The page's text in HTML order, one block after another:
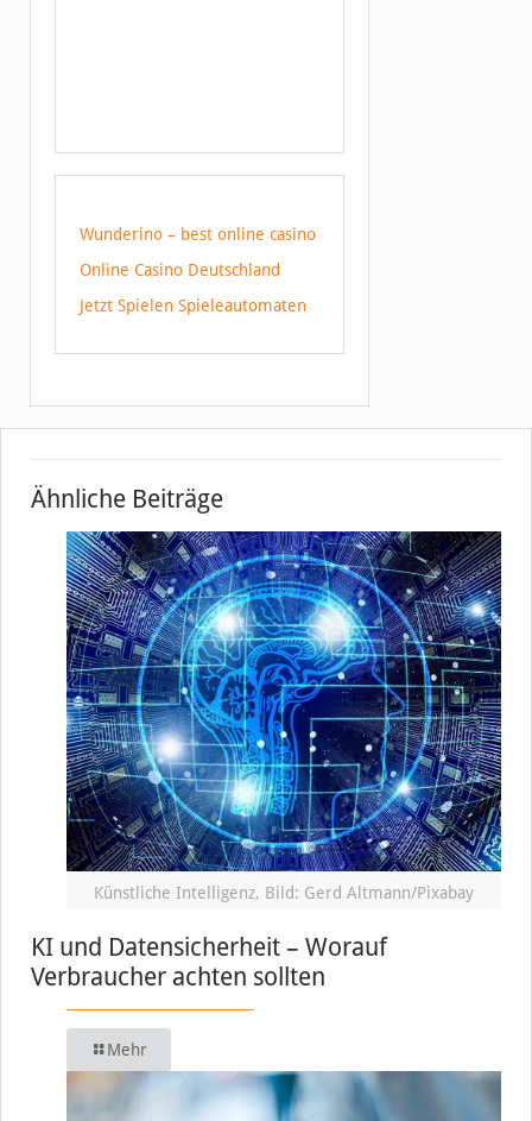
Wunderino – best online casino
Online Casino Deutschland
Jetzt Spielen Spieleautomaten
Ähnliche Beiträge
Künstliche Intelligenz, Bild: Gerd Altmann/Pixabay
KI und Datensicherheit – Worauf
Verbraucher achten sollten
Mehr